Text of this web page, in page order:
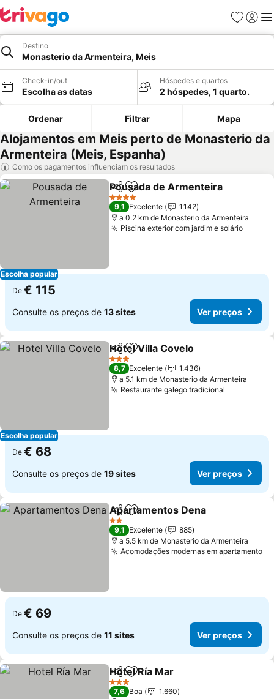
Favoritos
Iniciar
Destino
Monasterio da Armenteira, Meis
Check-in/out
Escolha as datas
Hóspedes e quartos
2 hóspedes, 1 quarto.
Ordenar Filtrar Mapa
Alojamentos em Meis perto de Monasterio da
Armenteira (Meis, Espanha)
Como os pagamentos influenciam os resultados
Escolha popular
PartilharAdicionar aos favoritos
Pousada de Armenteira
4 Estrelas
9,1 Excelente
1.142
a 0.2 km de Monasterio da Armenteira
Piscina exterior com jardim e solárioVer
De € 115
Consulte os preços de 13 sites Ver preços
Escolha popular
PartilharAdicionar aos favoritos
Hotel Villa Covelo
3 Estrelas
8,7 Excelente
1.436
a 5.1 km de Monasterio da Armenteira
Restaurante galego tradicional
De € 68
Consulte os preços de 19 sites Ver preços
PartilharAdicionar aos favoritos
Apartamentos Dena
2 Estrelas
9,1 Excelente
885
a 5.5 km de Monasterio da Armenteira
Acomodações modernas em apartamento
De € 69
Consulte os preços de 11 sites Ver preços
PartilharAdicionar aos favoritos
Hotel Ría Mar
3 Estrelas
7,6 Boa
1.660